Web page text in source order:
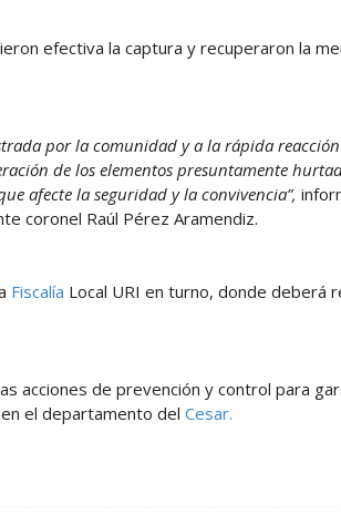
efectiva la captura y recuperaron la
por la comunidad y a la rápida
de los elementos presuntamente
afecte la seguridad y la convivencia”,
coronel Raúl Pérez Aramendiz.
Fiscalía Local URI en turno, donde deberá
acciones de prevención y control para
el departamento del Cesar.